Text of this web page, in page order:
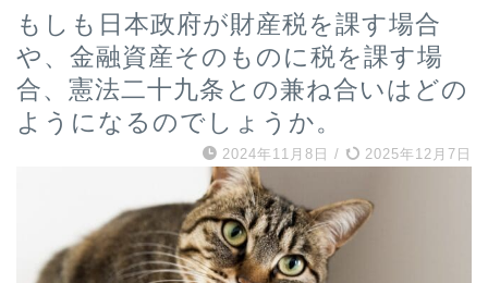
もしも日本政府が財産税を課す場合
や、金融資産そのものに税を課す場
合、憲法二十九条との兼ね合いはどの
ようになるのでしょうか。
2024年11月8日 / 2025年12月7日